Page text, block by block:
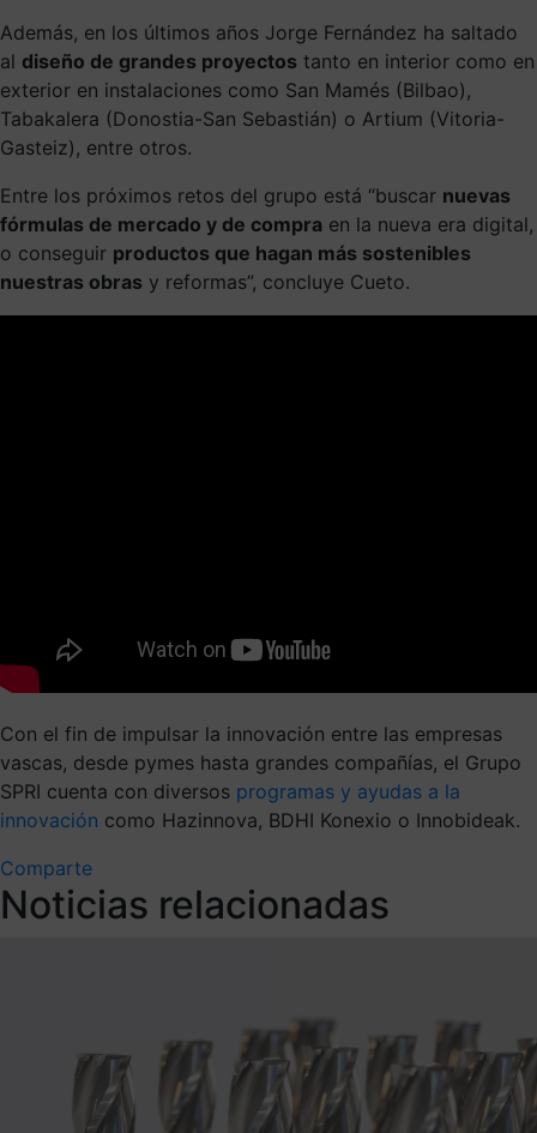
Además, en los últimos años Jorge Fernández ha saltado
al diseño de grandes proyectos tanto en interior como en
exterior en instalaciones como San Mamés (Bilbao),
Tabakalera (Donostia-San Sebastián) o Artium (Vitoria-
Gasteiz), entre otros.
Entre los próximos retos del grupo está “buscar nuevas
fórmulas de mercado y de compra en la nueva era digital,
o conseguir productos que hagan más sostenibles
nuestras obras y reformas”, concluye Cueto.
Con el fin de impulsar la innovación entre las empresas
vascas, desde pymes hasta grandes compañías, el Grupo
SPRI cuenta con diversos programas y ayudas a la
innovación como Hazinnova, BDHI Konexio o Innobideak.
Comparte
Noticias relacionadas